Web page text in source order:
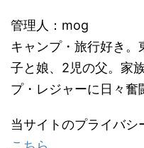
管理人：mog
キャンプ・旅行好き。
子と娘、2児の父。家
プ・レジャーに日々奮
当サイトのプライバシ